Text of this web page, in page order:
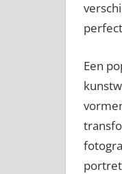
Een